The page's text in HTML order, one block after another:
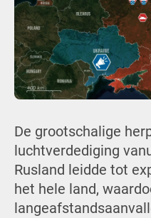
De grootschalige
luchtverdediging
Rusland leidde tot
het hele land,